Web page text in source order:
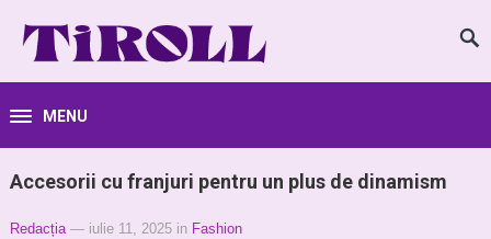
MENU
Accesorii cu franjuri pentru un plus de dinamism
Redacția — iulie 11, 2025 in Fashion